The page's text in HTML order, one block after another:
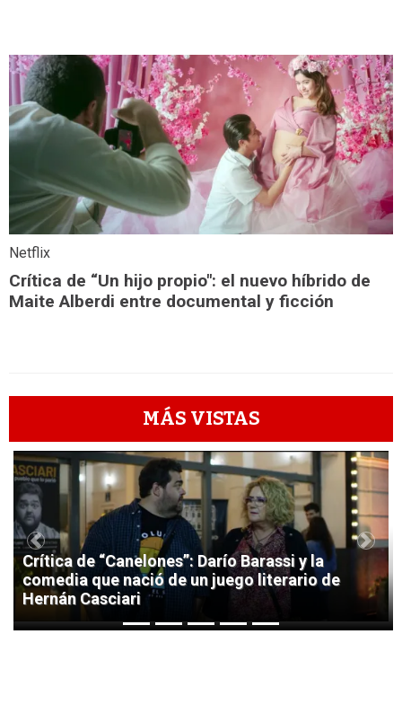
Netflix
Crítica de “Un hijo propio": el nuevo híbrido de
Maite Alberdi entre documental y ficción
MÁS VISTAS
1
Crítica de “Canelones”: Darío Barassi y la
comedia que nació de un juego literario de
Hernán Casciari
Previous Next